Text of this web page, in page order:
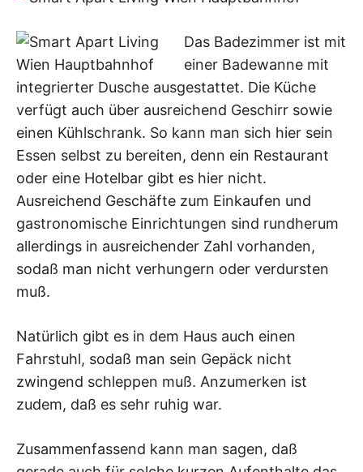
Das Badezimmer ist mit
einer Badewanne mit
integrierter Dusche ausgestattet. Die Küche
verfügt auch über ausreichend Geschirr sowie
einen Kühlschrank. So kann man sich hier sein
Essen selbst zu bereiten, denn ein Restaurant
oder eine Hotelbar gibt es hier nicht.
Ausreichend Geschäfte zum Einkaufen und
gastronomische Einrichtungen sind rundherum
allerdings in ausreichender Zahl vorhanden,
sodaß man nicht verhungern oder verdursten
muß.
Natürlich gibt es in dem Haus auch einen
Fahrstuhl, sodaß man sein Gepäck nicht
zwingend schleppen muß. Anzumerken ist
zudem, daß es sehr ruhig war.
Zusammenfassend kann man sagen, daß